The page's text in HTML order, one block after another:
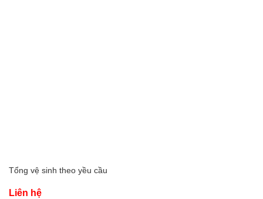
Tổng vệ sinh theo yều cầu
Liên hệ